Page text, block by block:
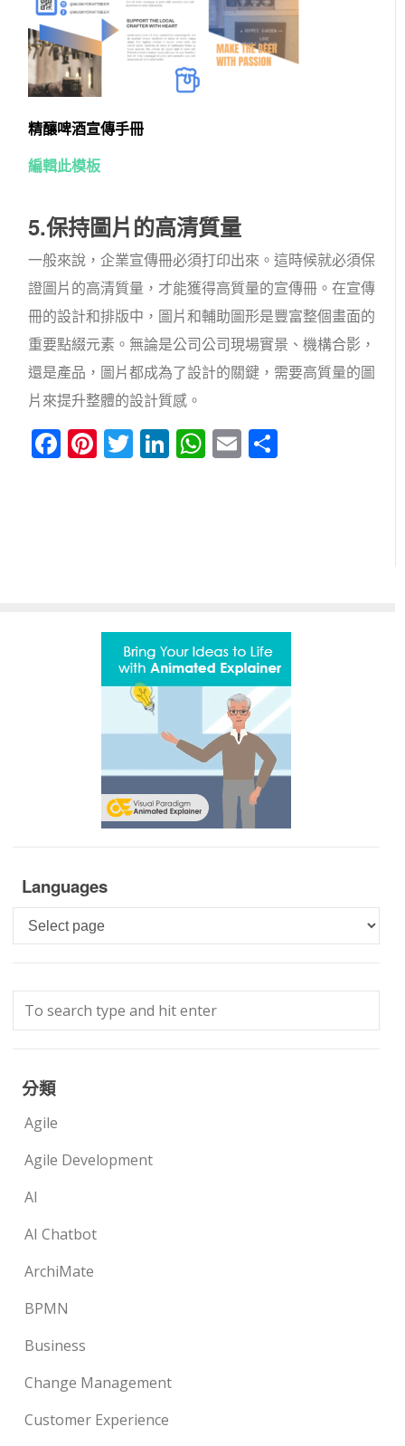
精釀啤酒宣傳手冊
編輯此模板
5.保持圖片的高清質量
一般來說，企業宣傳冊必須打印出來。這時候就必須保
證圖片的高清質量，才能獲得高質量的宣傳冊。在宣傳
冊的設計和排版中，圖片和輔助圖形是豐富整個畫面的
重要點綴元素。無論是公司公司現場實景、機構合影，
還是產品，圖片都成為了設計的關鍵，需要高質量的圖
片來提升整體的設計質感。
Facebook
Pinterest
Twitter
LinkedIn
WhatsApp
Email
Languages
Languages
分類
Agile
Agile Development
AI
AI Chatbot
ArchiMate
BPMN
Business
Change Management
Customer Experience